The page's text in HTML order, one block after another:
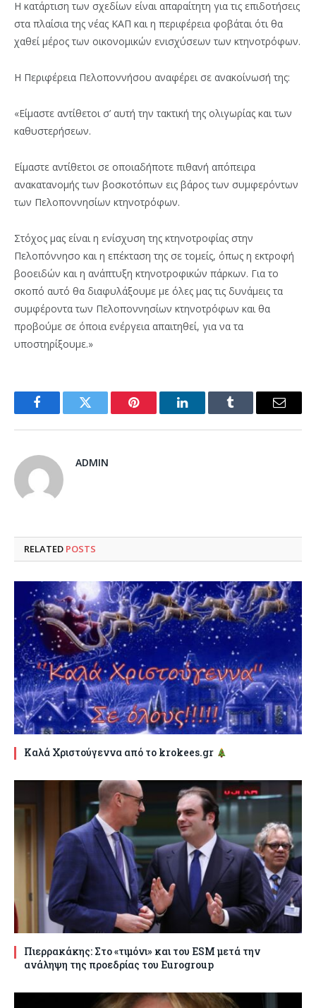
Η κατάρτιση των σχεδίων είναι απαραίτητη για τις επιδοτήσεις
στα πλαίσια της νέας ΚΑΠ και η περιφέρεια φοβάται ότι θα
χαθεί μέρος των οικονομικών ενισχύσεων των κτηνοτρόφων.
Η Περιφέρεια Πελοποννήσου αναφέρει σε ανακοίνωσή της:
«Είμαστε αντίθετοι σ’ αυτή την τακτική της ολιγωρίας και των
καθυστερήσεων.
Είμαστε αντίθετοι σε οποιαδήποτε πιθανή απόπειρα
ανακατανομής των βοσκοτόπων εις βάρος των συμφερόντων
των Πελοποννησίων κτηνοτρόφων.
Στόχος μας είναι η ενίσχυση της κτηνοτροφίας στην
Πελοπόννησο και η επέκταση της σε τομείς, όπως η εκτροφή
βοοειδών και η ανάπτυξη κτηνοτροφικών πάρκων. Για το
σκοπό αυτό θα διαφυλάξουμε με όλες μας τις δυνάμεις τα
συμφέροντα των Πελοποννησίων κτηνοτρόφων και θα
προβούμε σε όποια ενέργεια απαιτηθεί, για να τα
υποστηρίξουμε.»
FacebookTwitter Pinterest LinkedInTumblr Email
ADMIN
RELATED POSTS
Καλά Χριστούγεννα από το krokees.gr
Πιερρακάκης: Στο «τιμόνι» και του ESM μετά την
ανάληψη της προεδρίας του Eurogroup